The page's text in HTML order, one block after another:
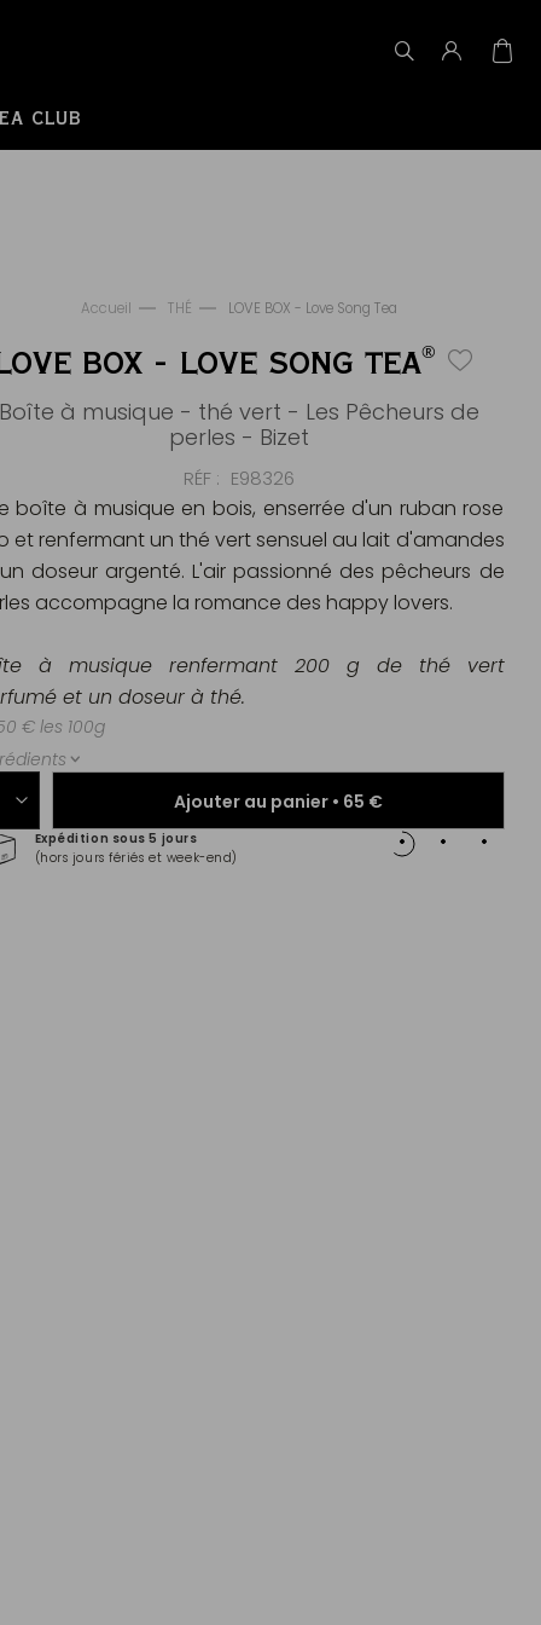
CLUB
Accueil THÉ LOVE BOX - Love Song Tea
BOX - LOVE SONG TEA®
à musique - thé vert - Les Pêcheurs de
perles - Bizet
RÉF E98326
Ajouter au panier • 65 €
Expédition sous 5 jours
(hors jours fériés et week-end)
boîte à musique en bois, enserrée d'un ruban rose
et renfermant un thé vert sensuel au lait d'amandes
doseur argenté. L'air passionné des pêcheurs de
accompagne la romance des happy lovers.
à musique renfermant 200 g de thé vert
et un doseur à thé.
€ les 100g